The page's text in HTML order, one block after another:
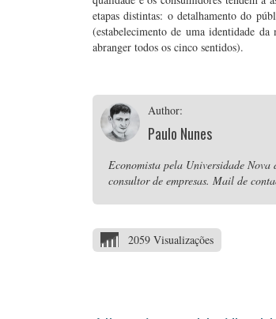
etapas distintas: o detalhamento do
(estabelecimento de uma identidade
abranger todos os cinco sentidos).
Author:
Paulo Nunes
Economista pela Universidade Nova
consultor de empresas. Mail de
2059 Visualizações